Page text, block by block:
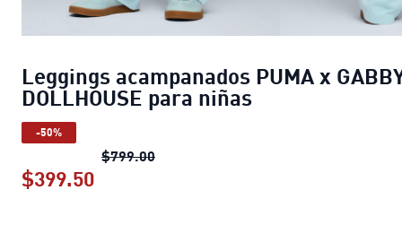
Leggings acampanados PUMA x
DOLLHOUSE para niñas
-50%
$799.00Leggings acampanados PUMA x
$399.50